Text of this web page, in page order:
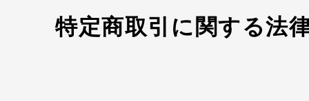
特定商取引に関する法